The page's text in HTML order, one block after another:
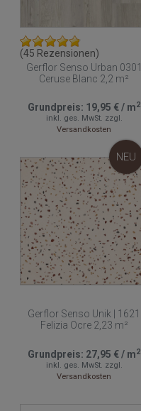
(45 Rezensionen)
Gerflor Senso Urban 0301
Ceruse Blanc 2,2 m²
Grundpreis: 19,95 €/ m2
inkl. ges. MwSt. zzgl.
Versandkosten
NEU
Gerflor Senso Unik | 1621
Felizia Ocre 2,23 m²
Grundpreis: 27,95 €/ m2
inkl. ges. MwSt. zzgl.
Versandkosten